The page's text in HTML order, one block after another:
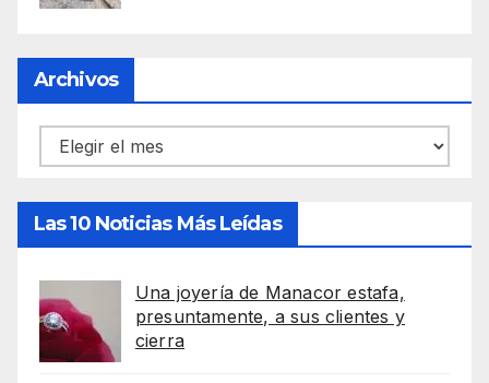
Archivos
Archivos
Las 10 Noticias Más Leídas
Una joyería de Manacor estafa,
presuntamente, a sus clientes y
cierra